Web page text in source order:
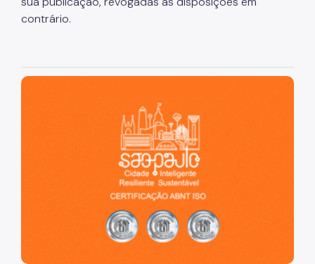
contrário.
São Paulo, cidade inteligente, resiliente e sustentável